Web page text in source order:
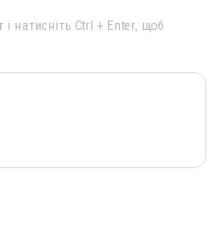
натисніть Ctrl + Enter, щоб